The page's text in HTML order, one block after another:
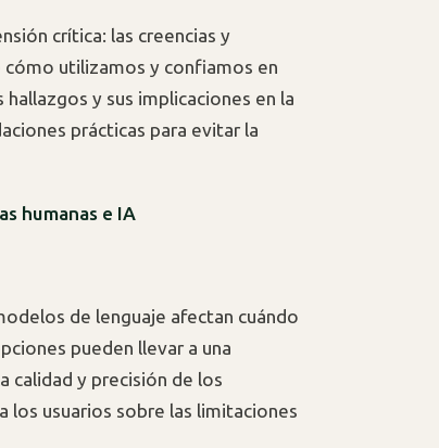
crítica: las creencias y
utilizamos y confiamos en
y sus implicaciones en la
prácticas para evitar la
humanas e IA
de lenguaje afectan cuándo
pueden llevar a una
calidad y precisión de los
los usuarios sobre las limitaciones